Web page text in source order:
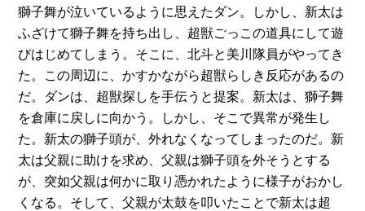
獅子舞が泣いているように思えたダン。しかし、新太は
ふざけて獅子舞を持ち出し、超獣ごっこの道具にして遊
びはじめてしまう。そこに、北斗と美川隊員がやってき
た。この周辺に、かすかながら超獣らしき反応があるの
だ。ダンは、超獣探しを手伝うと提案。新太は、獅子舞
を倉庫に戻しに向かう。しかし、そこで異常が発生し
た。新太の獅子頭が、外れなくなってしまったのだ。新
太は父親に助けを求め、父親は獅子頭を外そうとする
が、突如父親は何かに取り憑かれたように様子がおかし
くなる。そして、父親が太鼓を叩いたことで新太は超